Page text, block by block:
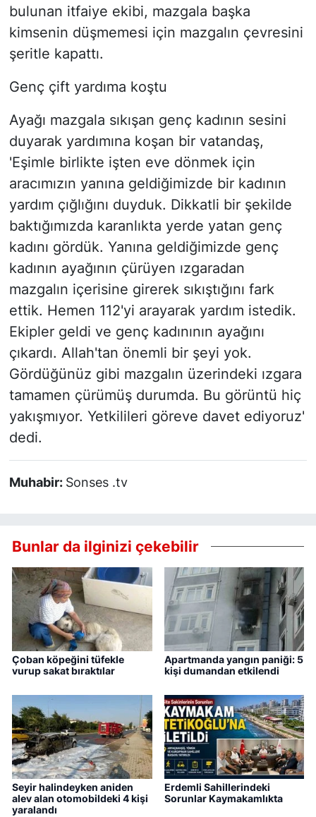
bulunan itfaiye ekibi, mazgala başka
kimsenin düşmemesi için mazgalın çevresini
şeritle kapattı.
Genç çift yardıma koştu
Ayağı mazgala sıkışan genç kadının sesini
duyarak yardımına koşan bir vatandaş,
'Eşimle birlikte işten eve dönmek için
aracımızın yanına geldiğimizde bir kadının
yardım çığlığını duyduk. Dikkatli bir şekilde
baktığımızda karanlıkta yerde yatan genç
kadını gördük. Yanına geldiğimizde genç
kadının ayağının çürüyen ızgaradan
mazgalın içerisine girerek sıkıştığını fark
ettik. Hemen 112'yi arayarak yardım istedik.
Ekipler geldi ve genç kadınının ayağını
çıkardı. Allah'tan önemli bir şeyi yok.
Gördüğünüz gibi mazgalın üzerindeki ızgara
tamamen çürümüş durumda. Bu görüntü hiç
yakışmıyor. Yetkilileri göreve davet ediyoruz'
dedi.
Muhabir: Sonses .tv
Bunlar da ilginizi çekebilir
Çoban köpeğini tüfekle
vurup sakat bıraktılar
Apartmanda yangın paniği: 5
kişi dumandan etkilendi
Seyir halindeyken aniden
alev alan otomobildeki 4 kişi
yaralandı
Erdemli Sahillerindeki
Sorunlar Kaymakamlıkta